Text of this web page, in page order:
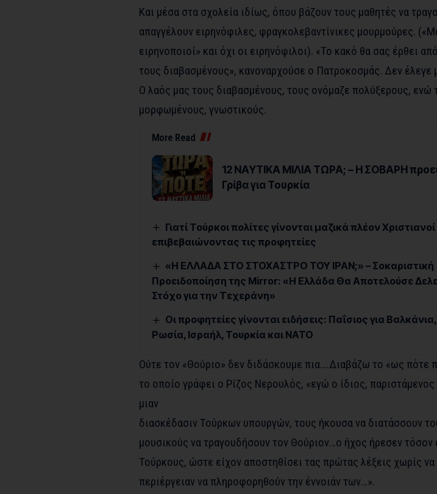
Και μέσα στα σχολεία ιδίως, όπου βάζουν τους μαθητές να
απαγγέλουν ειρηνόφιλες, φραγκολεβαντίνικες μουρμούρες.
ειρηνοποιοί» και όχι οι ειρηνόφιλοι). «Το κακό θα σας έρθει από
τους διαβασμένους», κανοναρχούσε ο Πατροκοσμάς. Δεν
Ο λαός μας τους διαβασμένους, τους ονόμαζε πολύξερους, ενώ
μορφωμένους, γνωστικούς.
More Read
12 NAYTIKA ΜΙΛΙΑ ΤΩΡΑ; – Η ΣΟΒΑΡΗ
Γρίβα για Τουρκία
Γιατί Τούρκοι πολίτες γίνονται μαζικά πλέον
επιβεβαιώνοντας τις προφητείες
«Η ΕΛΛΑΔΑ ΣΤΟ ΣΤΟΧΑΣΤΡΟ ΤΟΥ ΙΡΑΝ;» – Σοκαριστική
Προειδοποίηση της Mirror: «Η Ελλάδα Θα Αποτελούσε
Στόχο για την Τεχεράνη»
Οι προφητείες γίνονται ειδήσεις: Παΐσιος για
Ρωσία, Ισραήλ, Τουρκία και ΝΑΤΟ
Ούτε τον «Θούριο» δεν διδάσκουμε πια….Διαβάζω το «ως πότε
το οποίο γράφει ο Ρίζος Νερουλός, «εγώ ο ίδιος, παριστάμενος
μιαν
διασκέδασιν Τούρκων υπουργών, τους ήκουσα να διατάσσουν
μουσικούς να τραγουδήσουν τον Θούριον…ο ήχος ήρεσεν τόσον
Τούρκους, ώστε είχον αποστηθίσει τας πρώτας λέξεις χωρίς
περιέργειαν να πληροφορηθούν την έννοιάν των…».